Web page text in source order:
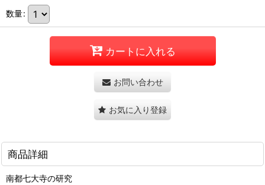
数量:
カートに入れる
お問い合わせ
お気に入り登録
商品詳細
南都七大寺の研究